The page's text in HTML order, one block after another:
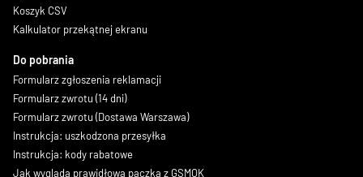
Koszyk CSV
Kalkulator przekątnej ekranu
Do pobrania
Formularz zgłoszenia reklamacji
Formularz zwrotu (14 dni)
Formularz zwrotu (Dostawa Warszawa)
Instrukcja: uszkodzona przesyłka
Instrukcja: kody rabatowe
Jak wygląda prawidłowa paczka z GSMOK